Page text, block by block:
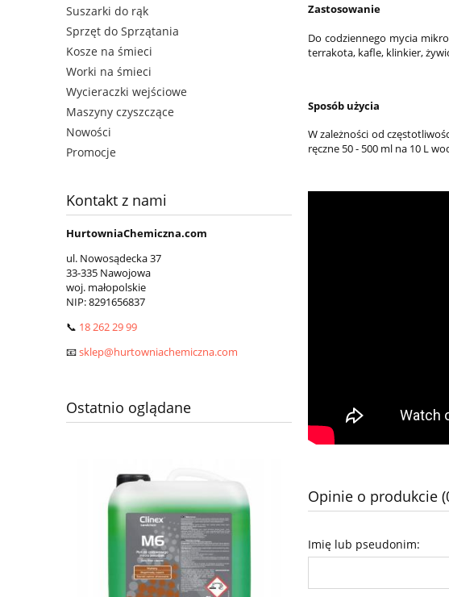
Suszarki do rąk
Sprzęt do Sprzątania
Kosze na śmieci
Worki na śmieci
Wycieraczki wejściowe
Maszyny czyszczące
Nowości
Promocje
Kontakt z nami
HurtowniaChemiczna.com
ul. Nowosądecka 37
33-335 Nawojowa
woj. małopolskie
NIP:8291656837
📞 18 262 29 99
📧sklep@hurtowniachemiczna.com
Ostatnio oglądane
Zastosowanie
Do codziennego mycia
terrakota, kafle, klinkier,
Sposób użycia
W zależności od
ręczne 50 - 500 ml na 10 L
Opinie o produkcie
Imię lub pseudonim: